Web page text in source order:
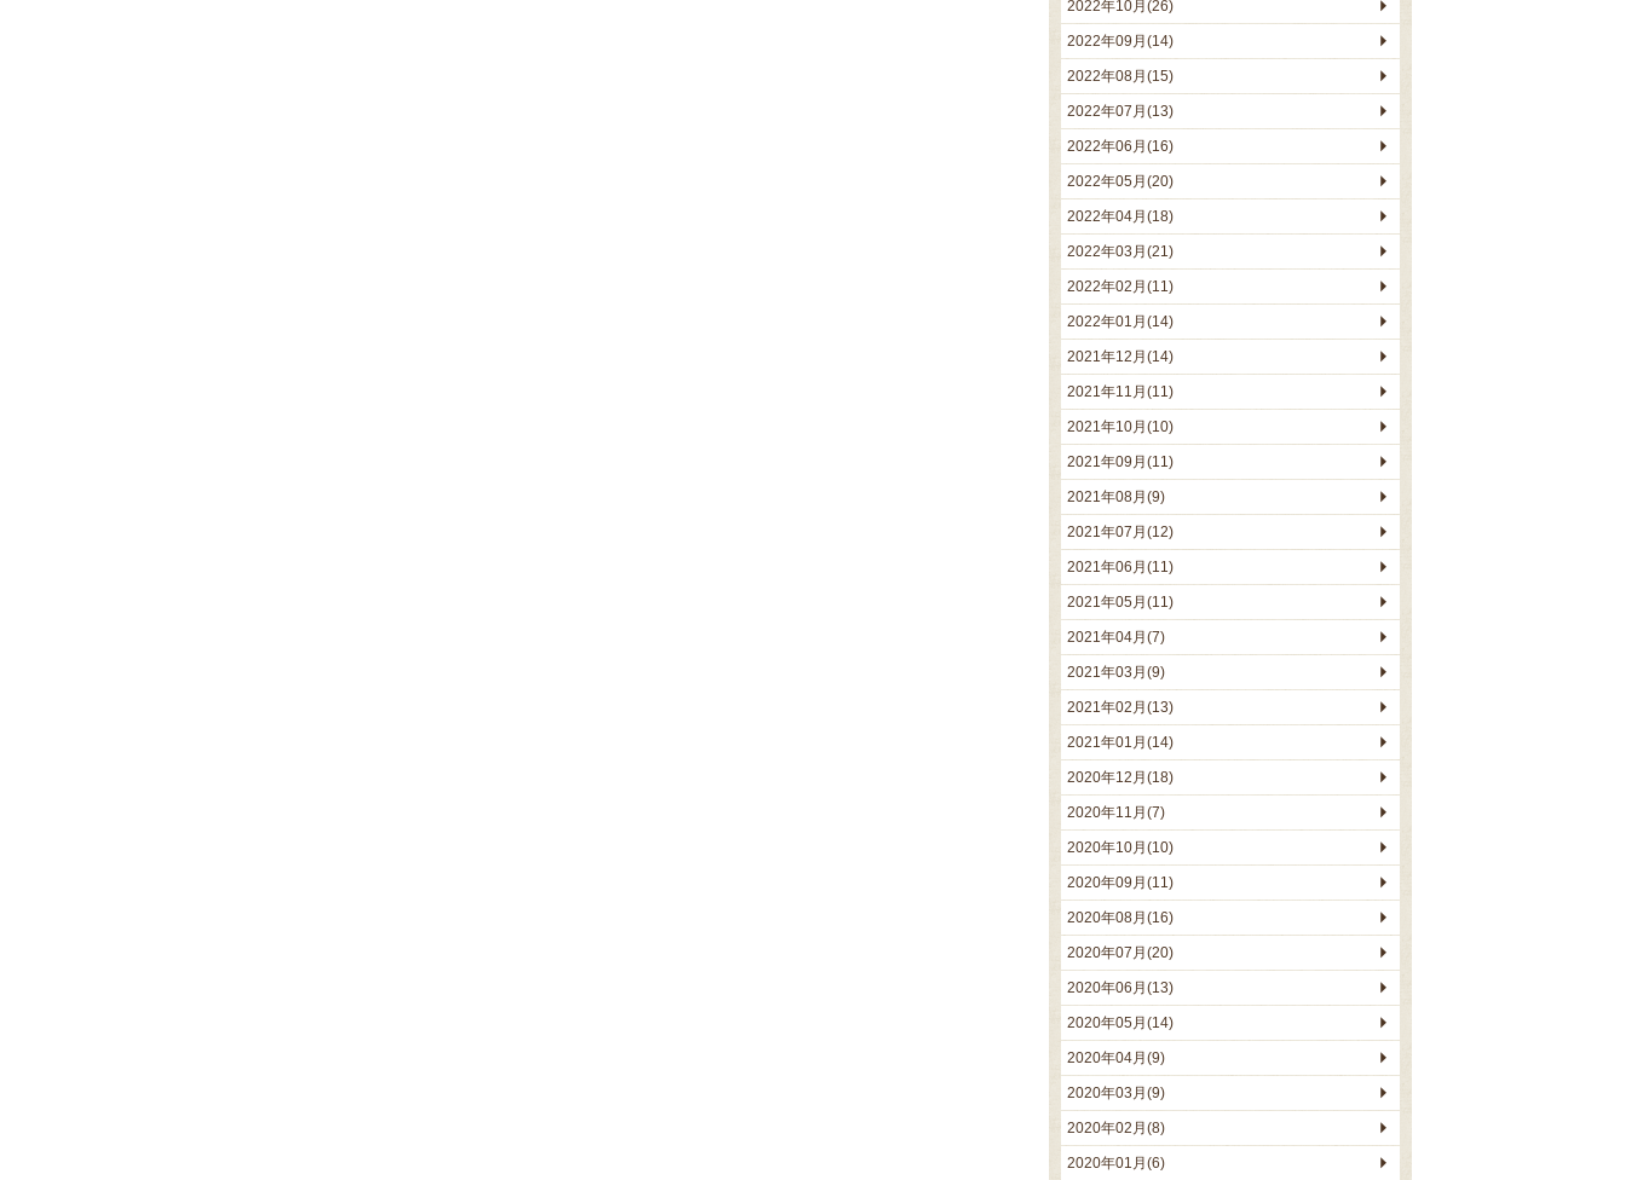
2022年10月(26)
2022年09月(14)
2022年08月(15)
2022年07月(13)
2022年06月(16)
2022年05月(20)
2022年04月(18)
2022年03月(21)
2022年02月(11)
2022年01月(14)
2021年12月(14)
2021年11月(11)
2021年10月(10)
2021年09月(11)
2021年08月(9)
2021年07月(12)
2021年06月(11)
2021年05月(11)
2021年04月(7)
2021年03月(9)
2021年02月(13)
2021年01月(14)
2020年12月(18)
2020年11月(7)
2020年10月(10)
2020年09月(11)
2020年08月(16)
2020年07月(20)
2020年06月(13)
2020年05月(14)
2020年04月(9)
2020年03月(9)
2020年02月(8)
2020年01月(6)